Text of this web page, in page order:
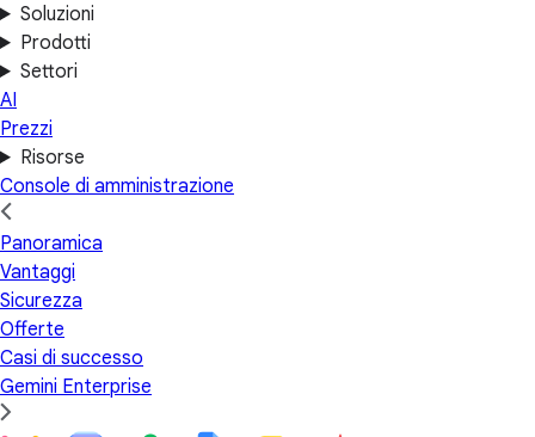
Soluzioni
Prodotti
Settori
AI
Prezzi
Risorse
Console di amministrazione
Panoramica
Vantaggi
Sicurezza
Offerte
Casi di successo
Gemini Enterprise